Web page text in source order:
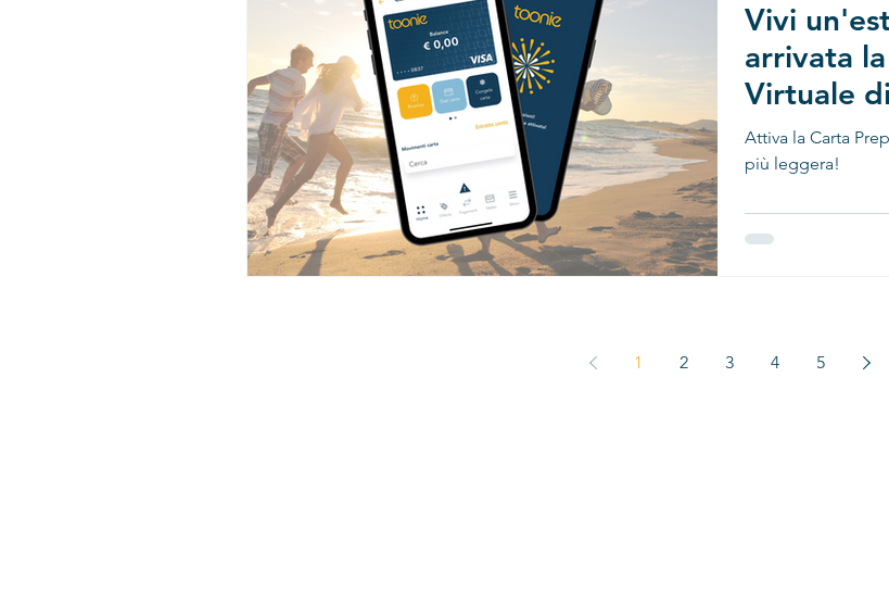
Vivi
arrivata
Virtuale
Attiva la Carta
più leggera!
1 2 3 4 5